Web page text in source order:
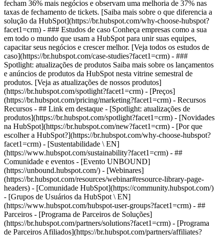
fecham 36% mais negócios e observam uma melhoria de 37% nas
taxas de fechamento de tickets. [Saiba mais sobre o que diferencia a
solução da HubSpot](https://br.hubspot.com/why-choose-hubspot?
facet1=crm) - ### Estudos de caso Conheça empresas como a sua
em todo o mundo que usam a HubSpot para unir suas equipes,
capacitar seus negócios e crescer melhor. [Veja todos os estudos de
caso](https://br.hubspot.com/case-studies?facet1=crm) - ###
Spotlight: atualizações de produtos Saiba mais sobre os lançamentos
e anúncios de produtos da HubSpot nesta vitrine semestral de
produtos. [Veja as atualizações de nossos produtos]
(https://br.hubspot.com/spotlight?facet1=crm) - [Preços]
(https://br.hubspot.com/pricing/marketing?facet1=crm) - Recursos
Recursos - ## Link em destaque - [Spotlight: atualizações de
produtos](https://br.hubspot.com/spotlight?facet1=crm) - [Novidades
na HubSpot](https://br.hubspot.com/new?facet1=crm) - [Por que
escolher a HubSpot?](https://br.hubspot.com/why-choose-hubspot?
facet1=crm) - [Sustentabilidade \ EN]
(https://www.hubspot.com/sustainability?facet1=crm) - ##
Comunidade e eventos - [Evento UNBOUND]
(https://unbound.hubspot.com/) - [Webinares]
(https://br.hubspot.com/resources/webinar#resource-library-page-
headers) - [Comunidade HubSpot](https://community.hubspot.com/)
- [Grupos de Usuários da HubSpot \ EN]
(https://www.hubspot.com/hubspot-user-groups?facet1=crm) - ##
Parceiros - [Programa de Parceiros de Soluções]
(https://br.hubspot.com/partners/solutions?facet1=crm) - [Programa
de Parceiros Afiliados](https://br.hubspot.com/partners/affiliates?